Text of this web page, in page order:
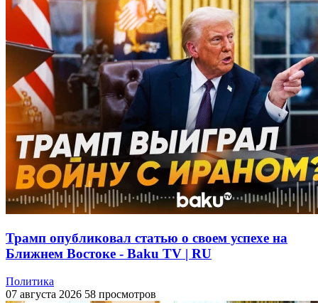
Трамп опубликовал статью о своем успехе на
Ближнем Востоке - Baku TV | RU
Политика
07 августа 2026 58 просмотров